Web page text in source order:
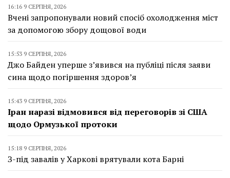
16:16 9 СЕРПНЯ, 2026
Вчені запропонували новий спосіб охолодження міст
за допомогою збору дощової води
15:53 9 СЕРПНЯ, 2026
Джо Байден уперше з’явився на публіці після заяви
сина щодо погіршення здоров’я
15:43 9 СЕРПНЯ, 2026
Іран наразі відмовився від переговорів зі США
щодо Ормузької протоки
15:18 9 СЕРПНЯ, 2026
З-під завалів у Харкові врятували кота Барні